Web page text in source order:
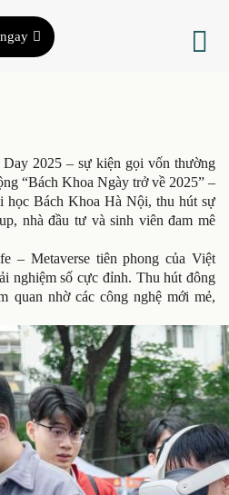
2025 – sự kiện gọi vốn thường
“Bách Khoa Ngày trở về 2025” –
học Bách Khoa Hà Nội, thu hút sự
nhà đầu tư và sinh viên đam mê
– Metaverse tiên phong của Việt
nghiệm số cực đỉnh. Thu hút đông
quan nhờ các công nghệ mới mẻ,